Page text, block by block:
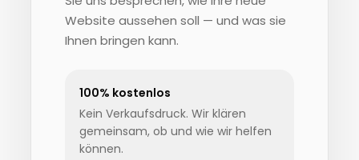
Website aussehen soll — und was sie
Ihnen bringen kann.
100% kostenlos
Kein Verkaufsdruck. Wir klären
gemeinsam, ob und wie wir helfen
können.